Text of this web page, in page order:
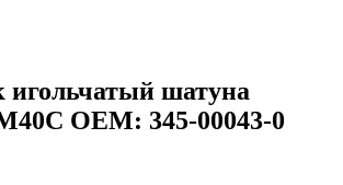
шатуна
OEM: 345-00043-0